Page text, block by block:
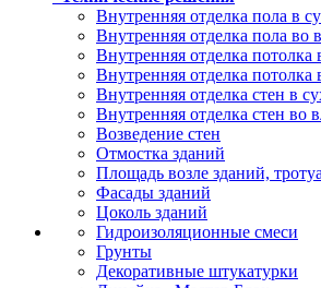
Внутренняя отделка пола в
Внутренняя отделка пола
Внутренняя отделка
Внутренняя отделка
Внутренняя отделка стен в
Внутренняя отделка стен
Возведение стен
Отмостка зданий
Площадь возле зданий,
Фасады зданий
Цоколь зданий
Гидроизоляционные смеси
Грунты
Декоративные штукатурки